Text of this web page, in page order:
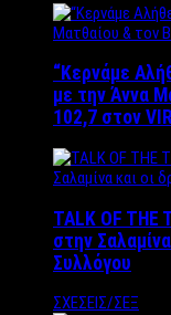
“Kερνάμε
με την Άννα
102,7 στον
TALK OF THE
στην
Συλλόγου
ΣΧΕΣΕΙΣ/ΣΕΞ